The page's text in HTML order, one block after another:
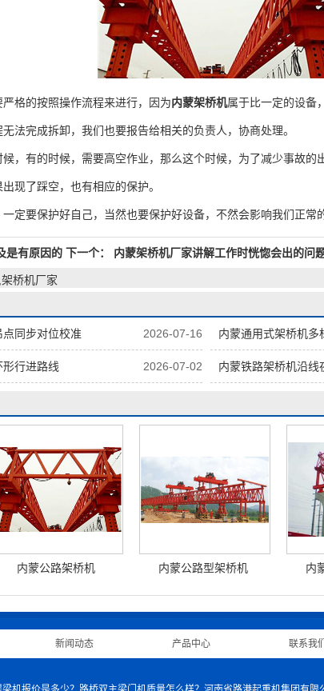
格的按照操作流程来进行，因为内蒙架桥机属于比一定的设备
法完成拆卸，我们也要报告给相关的负责人，协商处理。
有的时候，需要高空作业，那么这个时候，为了减少事故的
现了踩空，也有相应的保护。
要保护好自己，当然也要保护好设备，不然会影响我们正常的
是有原因的 下一个： 内蒙架桥机厂家讲解工作时恍惚会出的问
桥机厂家
2026-07-16
同步对位校准 内蒙通用式架桥机多
2026-07-02
行进路线 内蒙铁路架桥机沿线
内蒙公路架桥机 内蒙公路型架桥机 内
新闻动态 产品中心 联系我们